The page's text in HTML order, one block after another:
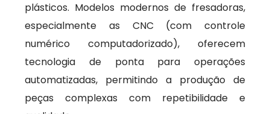
plásticos. Modelos modernos de fresadoras,
especialmente as CNC (com controle
numérico computadorizado), oferecem
tecnologia de ponta para operações
automatizadas, permitindo a produção de
peças complexas com repetibilidade e